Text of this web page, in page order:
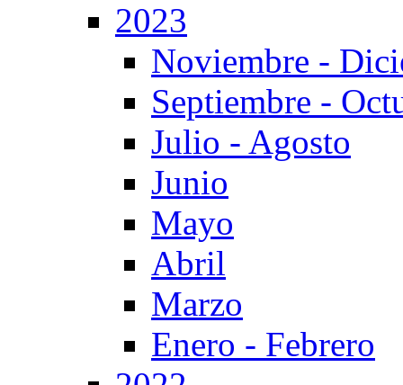
2023
Noviembre -
Septiembre -
Julio - Agosto
Junio
Mayo
Abril
Marzo
Enero - Febrero